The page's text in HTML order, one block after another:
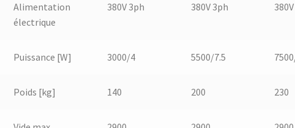
Alimentation
électrique
380V 3ph 380V 3ph
Puissance [W] 3000/4 5500/7.5
Poids [kg] 140 200 230